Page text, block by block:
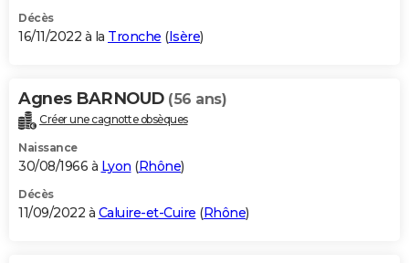
Décès
16/11/2022 à la Tronche (Isère)
Agnes BARNOUD (56 ans)
Créer une cagnotte obsèques
Naissance
30/08/1966 à Lyon (Rhône)
Décès
11/09/2022 à Caluire-et-Cuire (Rhône)